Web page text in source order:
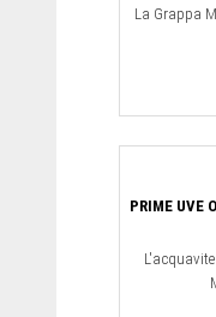
La Grappa
PRIME UVE